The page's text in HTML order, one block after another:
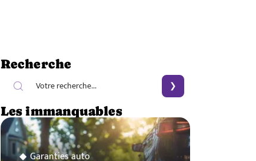
Recherche
Les immanquables
Garanties auto